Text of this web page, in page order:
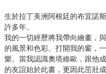
生於拉丁美洲阿根廷的布宜諾
許多年。
我的一切經歷將我帶向繪畫，
的風景和色彩。打開我的窗，
樂。當我認識奧塔維歐，跟他
的友誼始於此書，更因此茁壯成